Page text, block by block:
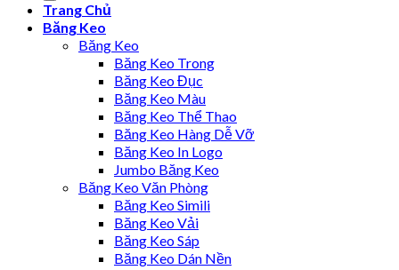
Trang Chủ
Băng Keo
Băng Keo
Băng Keo Trong
Băng Keo Đục
Băng Keo Màu
Băng Keo Thể Thao
Băng Keo Hàng Dễ Vỡ
Băng Keo In Logo
Jumbo Băng Keo
Băng Keo Văn Phòng
Băng Keo Simili
Băng Keo Vải
Băng Keo Sáp
Băng Keo Dán Nền